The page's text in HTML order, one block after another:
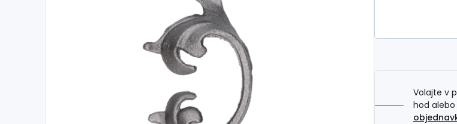
Volajte v
hod